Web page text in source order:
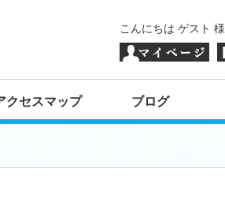
こんにちは ゲスト 様
クセスマップ ブログ